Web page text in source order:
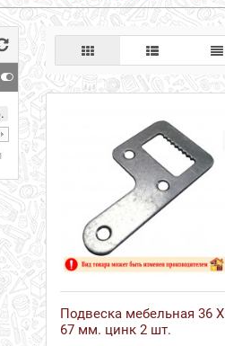
Подвеска мебельная 36 Х
67 мм. цинк 2 шт.